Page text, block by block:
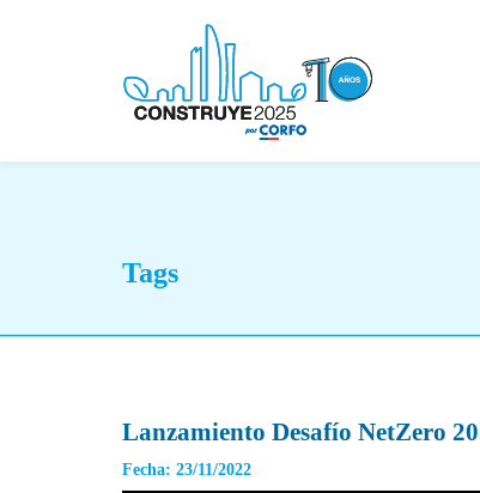
Tags
Lanzamiento Desafío NetZero
Fecha: 23/11/2022